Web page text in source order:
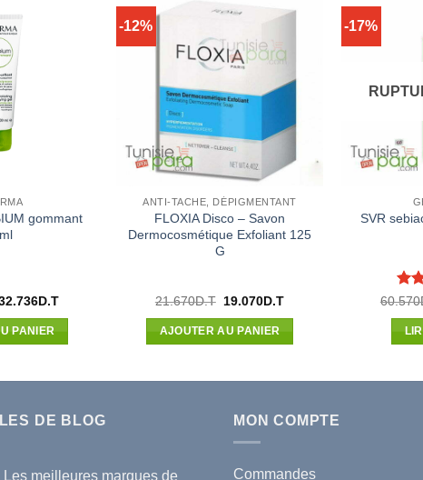
gommant
:
D.TLe
PANIER
-12%
ANTI-TACHE, DÉPIGMENTANT
FLOXIA Disco – Savon
Dermocosmétique Exfoliant 125
G
21.670D.T Le
initial
était :
19.070D.TLe
AJOUTER AU PANIER
-17%
SVR
60.570
DE BLOG
Les meilleures marques de
MON COMPTE
Commandes